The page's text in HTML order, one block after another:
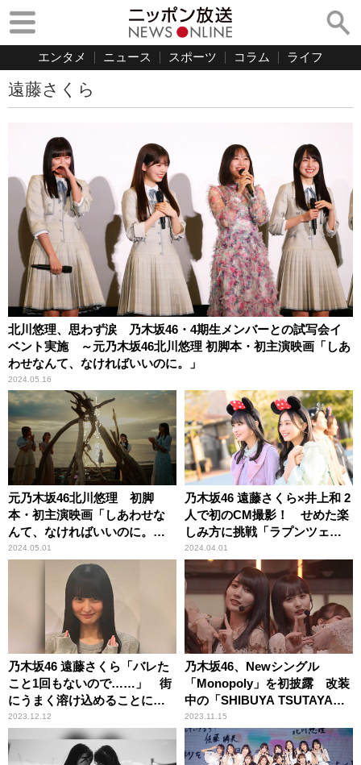
エンタメ ニュース スポーツ コラム ライフ
遠藤さくら
北川悠理、思わず涙 乃木坂46・4期生メンバーとの試写会イ
ベント実施 ～元乃木坂46北川悠理 初脚本・初主演映画「しあ
わせなんて、なければいいのに。」
2024.05.16
元乃木坂46北川悠理 初脚
本・初主演映画「しあわせな
んて、なければいいのに。」
Leminoで独占無料配信
2024.05.01
乃木坂46 遠藤さくら×井上和 2
人で初のCM撮影！ せめた楽
しみ方に挑戦「ラプンツェ
ル」のように一歩踏み出す勇
気を持ち、素の表情で1日を大
満喫
2024.04.01
乃木坂46 遠藤さくら「バレた
こと1回もないので……」 街
にうまく溶け込めることに久
保史緒里・筒井あやめも驚き
2023.12.12
乃木坂46、Newシングル
「Monopoly」を初披露 改装
中の「SHIBUYA TSUTAYA」
をステージに
2023.11.15